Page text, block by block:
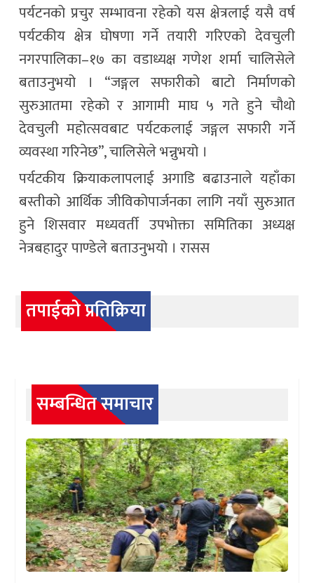
पर्यटनको प्रचुर सम्भावना रहेको यस क्षेत्रलाई यसै वर्ष
पर्यटकीय क्षेत्र घोषणा गर्ने तयारी गरिएको देवचुली
नगरपालिका–१७ का वडाध्यक्ष गणेश शर्मा चालिसेले
बताउनुभयो । “जङ्गल सफारीको बाटो निर्माणको
सुरुआतमा रहेको र आगामी माघ ५ गते हुने चौथो
देवचुली महोत्सवबाट पर्यटकलाई जङ्गल सफारी गर्ने
व्यवस्था गरिनेछ”, चालिसेले भन्नुभयो ।
पर्यटकीय क्रियाकलापलाई अगाडि बढाउनाले यहाँका
बस्तीको आर्थिक जीविकोपार्जनका लागि नयाँ सुरुआत
हुने शिसवार मध्यवर्ती उपभोक्ता समितिका अध्यक्ष
नेत्रबहादुर पाण्डेले बताउनुभयो । रासस
तपाईको प्रतिक्रिया
सम्बन्धित समाचार